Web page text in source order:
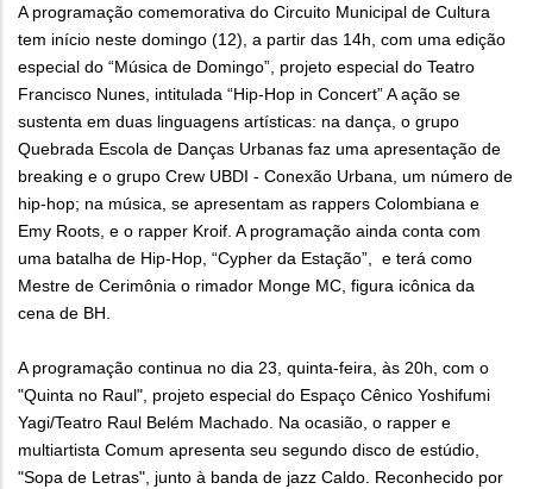
A programação comemorativa do Circuito Municipal de Cultura
tem início neste domingo (12), a partir das 14h, com uma edição
especial do “Música de Domingo”, projeto especial do Teatro
Francisco Nunes, intitulada “Hip-Hop in Concert” A ação se
sustenta em duas linguagens artísticas: na dança, o grupo
Quebrada Escola de Danças Urbanas faz uma apresentação de
breaking e o grupo Crew UBDI - Conexão Urbana, um número de
hip-hop; na música, se apresentam as rappers Colombiana e
Emy Roots, e o rapper Kroif. A programação ainda conta com
uma batalha de Hip-Hop, “Cypher da Estação”, e terá como
Mestre de Cerimônia o rimador Monge MC, figura icônica da
cena de BH.
A programação continua no dia 23, quinta-feira, às 20h, com o
"Quinta no Raul", projeto especial do Espaço Cênico Yoshifumi
Yagi/Teatro Raul Belém Machado. Na ocasião, o rapper e
multiartista Comum apresenta seu segundo disco de estúdio,
"Sopa de Letras", junto à banda de jazz Caldo. Reconhecido por